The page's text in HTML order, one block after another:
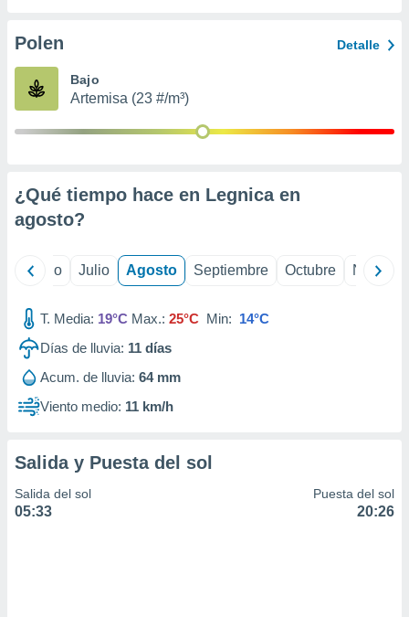
e
mediante
publicidad
publicidad
de
Polen Detalle
Bajo
Artemisa (23 #/m³)
¿Qué tiempo hace en Legnica en
agosto?
Junio Julio Agosto Septiembre Octubre
T. Media: 19°C Max.: 25°C Min: 14°C
Días de lluvia: 11 días
Acum. de lluvia: 64 mm
Viento medio: 11 km/h
Salida y Puesta del sol
Salida del sol
05:33
Puesta del sol
20:26